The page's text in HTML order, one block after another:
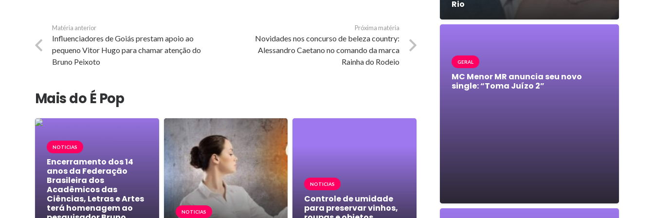
Matéria anterior
Influenciadores de Goiás prestam apoio ao
pequeno Vitor Hugo para chamar atenção do
Bruno Peixoto
Próxima matéria
Novidades nos concurso de beleza country:
Alessandro Caetano no comando da marca
Rainha do Rodeio
Mais do É Pop
NOTICIAS
Encerramento dos 14
anos da Federação
Brasileira dos
Acadêmicos das
Ciências, Letras e Artes
terá homenagem ao
NOTICIAS
NOTICIAS
Controle de umidade
para preservar vinhos,
Rio
GERAL
MC Menor MR anuncia seu novo
single: “Toma Juízo 2”